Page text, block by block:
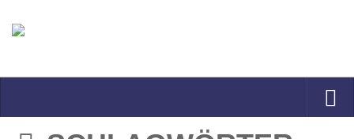
Zum Inhalt springen